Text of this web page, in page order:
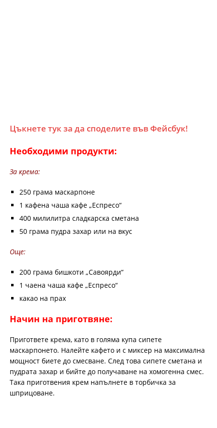
Цъкнете тук за да споделите във Фейсбук!
Необходими продукти:
За крема:
250 грама маскарпоне
1 кафена чаша кафе „Еспресо“
400 милилитра сладкарска сметана
50 грама пудра захар или на вкус
Още:
200 грама бишкоти „Савоярди“
1 чаена чаша кафе „Еспресо“
какао на прах
Начин на приготвяне:
Пригответе крема, като в голяма купа сипете
маскарпонето. Налейте кафето и с миксер на максимална
мощност биете до смесване. След това сипете сметана и
пудрата захар и бийте до получаване на хомогенна смес.
Така приготвения крем напълнете в торбичка за
шприцоване.